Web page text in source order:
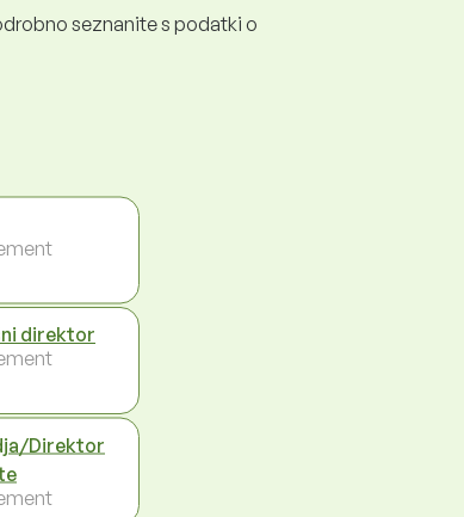
seznanite s podatki o
direktor
Direktor